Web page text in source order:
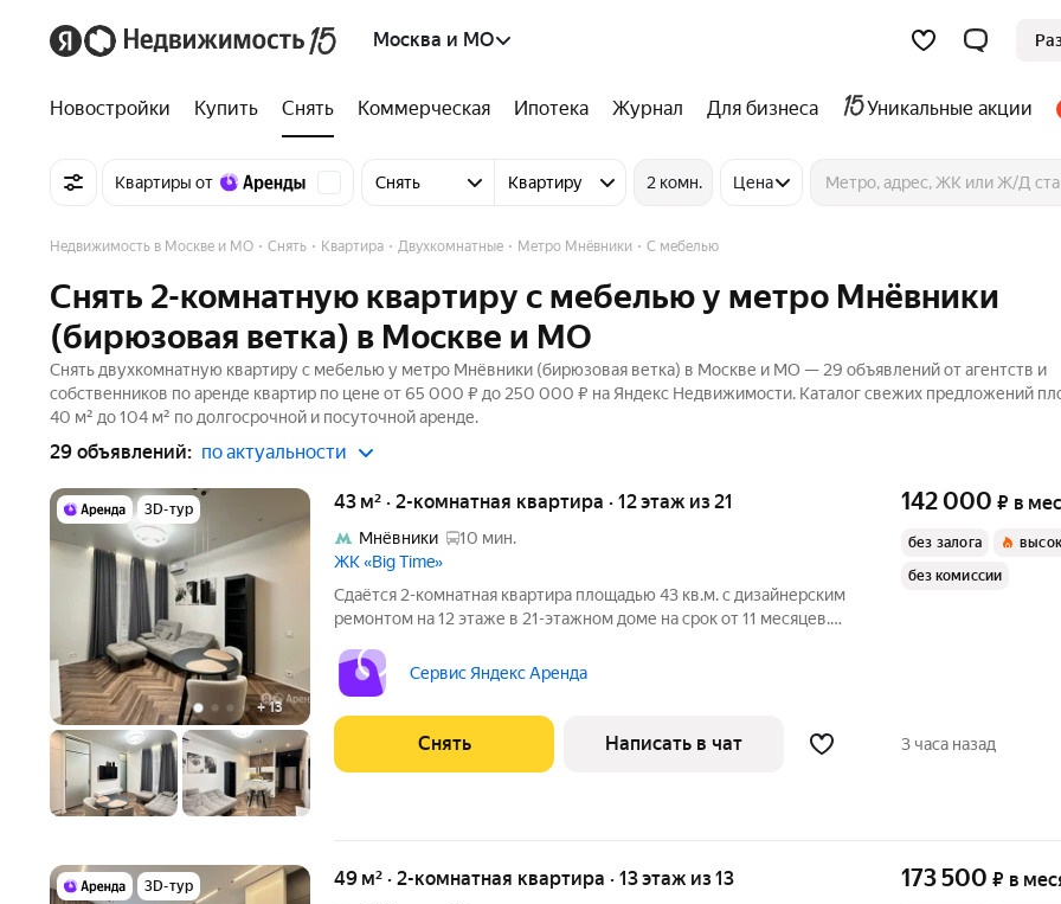
Москва и МО
Новостройки Купить Снять Коммерческая Ипотека Журнал Для бизнеса Уникальные акции
Квартиры от Снять Квартиру 2 комн. Цена
Недвижимость в Москве и МО Снять Квартира Двухкомнатные Метро Мнёвники С мебелью
Снять 2-комнатную квартиру с мебелью у метро Мнёвники
(бирюзовая ветка) в Москве и МО
Снять двухкомнатную квартиру с мебелью у метро Мнёвники (бирюзовая ветка) в Москве и МО — 29 объявлений от агентств и
собственников по аренде квартир по цене от 65 000 ₽ до 250 000 ₽ на Яндекс Недвижимости. Каталог свежих предложений
40 м² до 104 м² по долгосрочной и посуточной аренде.
29 объявлений: по актуальности
3D-тур
+13
43 м² · 2-комнатная квартира · 12 этаж из 21
Мнёвники
10 мин.
ЖК «Big Time»
Сдаётся 2-комнатная квартира площадью 43 кв.м. с дизайнерским
ремонтом на 12 этаже в 21-этажном доме на срок от 11 месяцев.
Сушильная машина Холодильник Посудомоечная машина
Кондиционер
Сервис Яндекс Аренда
142 000 ₽ в
без залога
без комиссии
Снять Написать в чат 3 часа назад
3D-тур 49 м² · 2-комнатная квартира · 13 этаж из 13 173 500 ₽ в